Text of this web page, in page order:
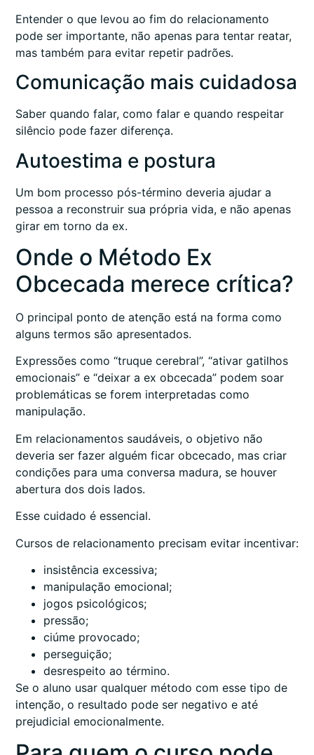
Entender o que levou ao fim do relacionamento
pode ser importante, não apenas para tentar reatar,
mas também para evitar repetir padrões.
Comunicação mais cuidadosa
Saber quando falar, como falar e quando respeitar
silêncio pode fazer diferença.
Autoestima e postura
Um bom processo pós-término deveria ajudar a
pessoa a reconstruir sua própria vida, e não apenas
girar em torno da ex.
Onde o Método Ex
Obcecada merece crítica?
O principal ponto de atenção está na forma como
alguns termos são apresentados.
Expressões como “truque cerebral”, “ativar gatilhos
emocionais” e “deixar a ex obcecada” podem soar
problemáticas se forem interpretadas como
manipulação.
Em relacionamentos saudáveis, o objetivo não
deveria ser fazer alguém ficar obcecado, mas criar
condições para uma conversa madura, se houver
abertura dos dois lados.
Esse cuidado é essencial.
Cursos de relacionamento precisam evitar incentivar:
insistência excessiva;
manipulação emocional;
jogos psicológicos;
pressão;
ciúme provocado;
perseguição;
desrespeito ao término.
Se o aluno usar qualquer método com esse tipo de
intenção, o resultado pode ser negativo e até
prejudicial emocionalmente.